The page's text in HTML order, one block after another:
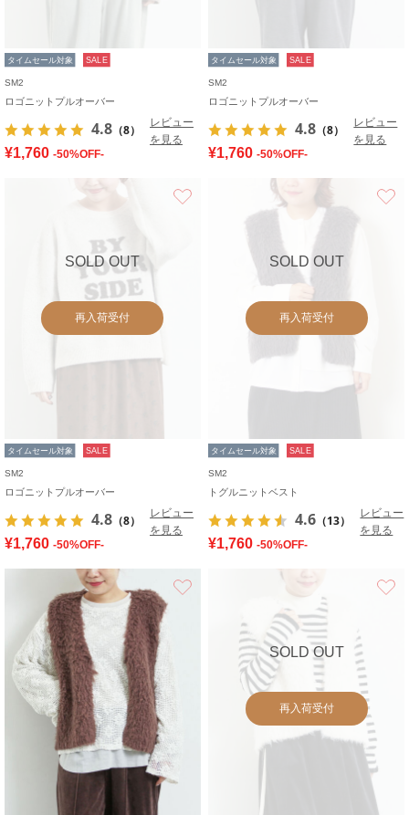
タイムセール対象 SALE
SM2
ロゴニットプルオーバー
4.8 （8）
レビュー
を見る
¥1,760 -50%OFF-
タイムセール対象 SALE
SM2
ロゴニットプルオーバー
4.8 （8）
レビュー
を見る
¥1,760 -50%OFF-
SOLD OUT
再入荷受付
タイムセール対象 SALE
SM2
ロゴニットプルオーバー
4.8 （8）
レビュー
を見る
¥1,760 -50%OFF-
SOLD OUT
再入荷受付
タイムセール対象 SALE
SM2
トグルニットベスト
4.6 （13）
レビュー
を見る
¥1,760 -50%OFF-
SOLD OUT
再入荷受付